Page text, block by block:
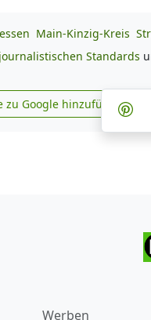
Main-Kinzig-Kreis
journalistischen Standards
news.de zu Google
zu Google hinzufügen
Werben